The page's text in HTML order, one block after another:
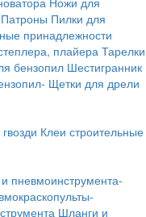
Патроны Пилки для
принадлежности
плайера Тарелки
бензопил Шестигранник
Щетки для дрели
Клеи строительные
пневмоинструмента-
Шланги и